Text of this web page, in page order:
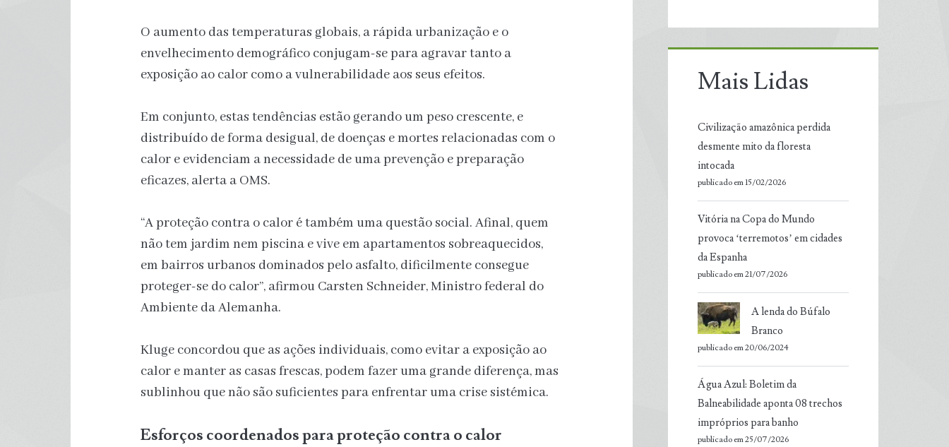
O aumento das temperaturas globais, a rápida urbanização e o
envelhecimento demográfico conjugam-se para agravar tanto a
exposição ao calor como a vulnerabilidade aos seus efeitos.
Em conjunto, estas tendências estão gerando um peso crescente, e
distribuído de forma desigual, de doenças e mortes relacionadas com o
calor e evidenciam a necessidade de uma prevenção e preparação
eficazes, alerta a OMS.
“A proteção contra o calor é também uma questão social. Afinal, quem
não tem jardim nem piscina e vive em apartamentos sobreaquecidos,
em bairros urbanos dominados pelo asfalto, dificilmente consegue
proteger-se do calor”, afirmou Carsten Schneider, Ministro federal do
Ambiente da Alemanha.
Kluge concordou que as ações individuais, como evitar a exposição ao
calor e manter as casas frescas, podem fazer uma grande diferença, mas
sublinhou que não são suficientes para enfrentar uma crise sistémica.
Esforços coordenados para proteção contra o calor
Mais Lidas
Civilização amazônica perdida
desmente mito da floresta
intocada
publicado em 15/02/2026
Vitória na Copa do Mundo
provoca ‘terremotos’ em cidades
da Espanha
publicado em 21/07/2026
A lenda do Búfalo
Branco
publicado em 20/06/2024
Água Azul: Boletim da
Balneabilidade aponta 08 trechos
impróprios para banho
publicado em 25/07/2026